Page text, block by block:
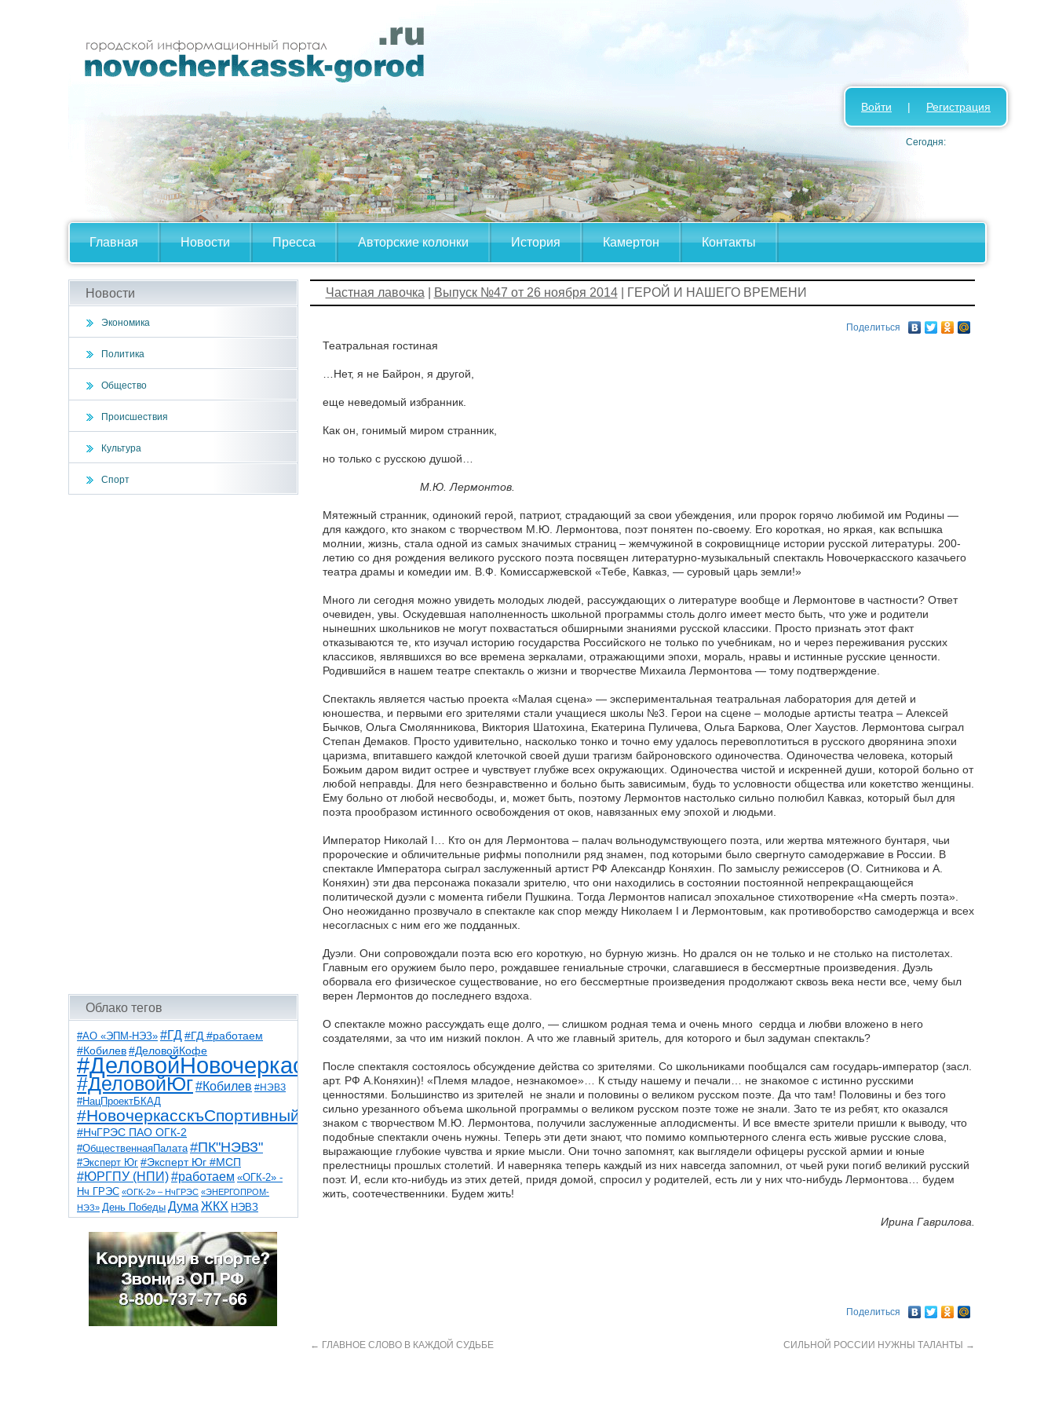
Главная Новости Пресса Авторские колонки История Камертон Контакты
Войти | Регистрация
Сегодня:
Новости
Экономика
Политика
Общество
Происшествия
Культура
Спорт
Облако тегов
#АО «ЭПМ-НЭЗ» #ГД #ГД #работаем
#Кобилев #ДеловойКофе
#ДеловойНовочеркасск
#ДеловойЮг#Кобилев #НЭВЗ
#НацПроектБКАД
#НовочеркасскъСпортивный
#НчГРЭС ПАО ОГК-2
#ОбщественнаяПалата #ПК"НЭВЗ"
#Эксперт Юг #Эксперт Юг #МСП
#ЮРГПУ (НПИ)#работаем «ОГК-2» -
Нч ГРЭС «ОГК-2» – НчГРЭС «ЭНЕРГОПРОМ-
НЭЗ» День Победы Дума ЖКХ НЭВЗ
НчГРЭС ТНТ
благоустройствоветераны выборы
детидороги казаки коррупция космос
общественная палата парк пожар роща
спорт театр транспорт художники
Частная лавочка Выпуск №47 от 26 ноября 2014| ГЕРОЙ И НАШЕГО ВРЕМЕНИ
Поделиться
Театральная гостиная
…Нет, я не Байрон, я другой,
еще неведомый избранник.
Как он, гонимый миром странник,
но только с русскою душой…
М.Ю. Лермонтов.
Мятежный странник, одинокий герой, патриот, страдающий за свои убеждения, или пророк горячо любимой им Родины —
для каждого, кто знаком с творчеством М.Ю. Лермонтова, поэт понятен по-своему. Его короткая, но яркая, как вспышка
молнии, жизнь, стала одной из самых значимых страниц – жемчужиной в сокровищнице истории русской литературы. 200-
летию со дня рождения великого русского поэта посвящен литературно-музыкальный спектакль Новочеркасского казачьего
театра драмы и комедии им. В.Ф. Комиссаржевской «Тебе, Кавказ, — суровый царь земли!»
Много ли сегодня можно увидеть молодых людей, рассуждающих о литературе вообще и Лермонтове в частности? Ответ
очевиден, увы. Оскудевшая наполненность школьной программы столь долго имеет место быть, что уже и родители
нынешних школьников не могут похвастаться обширными знаниями русской классики. Просто признать этот факт
отказываются те, кто изучал историю государства Российского не только по учебникам, но и через переживания русских
классиков, являвшихся во все времена зеркалами, отражающими эпохи, мораль, нравы и истинные русские ценности.
Родившийся в нашем театре спектакль о жизни и творчестве Михаила Лермонтова — тому подтверждение.
Спектакль является частью проекта «Малая сцена» — экспериментальная театральная лаборатория для детей и
юношества, и первыми его зрителями стали учащиеся школы №3. Герои на сцене – молодые артисты театра – Алексей
Бычков, Ольга Смолянникова, Виктория Шатохина, Екатерина Пуличева, Ольга Баркова, Олег Хаустов. Лермонтова сыграл
Степан Демаков. Просто удивительно, насколько тонко и точно ему удалось перевоплотиться в русского дворянина эпохи
царизма, впитавшего каждой клеточкой своей души трагизм байроновского одиночества. Одиночества человека, который
Божьим даром видит острее и чувствует глубже всех окружающих. Одиночества чистой и искренней души, которой больно от
любой неправды. Для него безнравственно и больно быть зависимым, будь то условности общества или кокетство женщины.
Ему больно от любой несвободы, и, может быть, поэтому Лермонтов настолько сильно полюбил Кавказ, который был для
поэта прообразом истинного освобождения от оков, навязанных ему эпохой и людьми.
Император Николай I… Кто он для Лермонтова – палач вольнодумствующего поэта, или жертва мятежного бунтаря, чьи
пророческие и обличительные рифмы пополнили ряд знамен, под которыми было свергнуто самодержавие в России. В
спектакле Императора сыграл заслуженный артист РФ Александр Коняхин. По замыслу режиссеров (О. Ситникова и А.
Коняхин) эти два персонажа показали зрителю, что они находились в состоянии постоянной непрекращающейся
политической дуэли с момента гибели Пушкина. Тогда Лермонтов написал эпохальное стихотворение «На смерть поэта».
Оно неожиданно прозвучало в спектакле как спор между Николаем I и Лермонтовым, как противоборство самодержца и всех
несогласных с ним его же подданных.
Дуэли. Они сопровождали поэта всю его короткую, но бурную жизнь. Но дрался он не только и не столько на пистолетах.
Главным его оружием было перо, рождавшее гениальные строчки, слагавшиеся в бессмертные произведения. Дуэль
оборвала его физическое существование, но его бессмертные произведения продолжают сквозь века нести все, чему был
верен Лермонтов до последнего вздоха.
О спектакле можно рассуждать еще долго, — слишком родная тема и очень много сердца и любви вложено в него
создателями, за что им низкий поклон. А что же главный зритель, для которого и был задуман спектакль?
После спектакля состоялось обсуждение действа со зрителями. Со школьниками пообщался сам государь-император (засл.
арт. РФ А.Коняхин)! «Племя младое, незнакомое»… К стыду нашему и печали… не знакомое с истинно русскими
ценностями. Большинство из зрителей не знали и половины о великом русском поэте. Да что там! Половины и без того
сильно урезанного объема школьной программы о великом русском поэте тоже не знали. Зато те из ребят, кто оказался
знаком с творчеством М.Ю. Лермонтова, получили заслуженные аплодисменты. И все вместе зрители пришли к выводу, что
подобные спектакли очень нужны. Теперь эти дети знают, что помимо компьютерного сленга есть живые русские слова,
выражающие глубокие чувства и яркие мысли. Они точно запомнят, как выглядели офицеры русской армии и юные
прелестницы прошлых столетий. И наверняка теперь каждый из них навсегда запомнил, от чьей руки погиб великий русский
поэт. И, если кто-нибудь из этих детей, придя домой, спросил у родителей, есть ли у них что-нибудь Лермонтова… будем
жить, соотечественники. Будем жить!
Ирина Гаврилова.
Поделиться
← ГЛАВНОЕ СЛОВО В КАЖДОЙ СУДЬБЕ СИЛЬНОЙ РОССИИ НУЖНЫ ТАЛАНТЫ →